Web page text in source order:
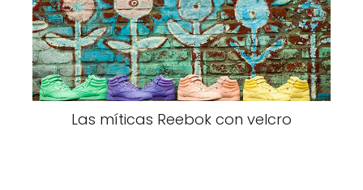
Las míticas Reebok con velcro